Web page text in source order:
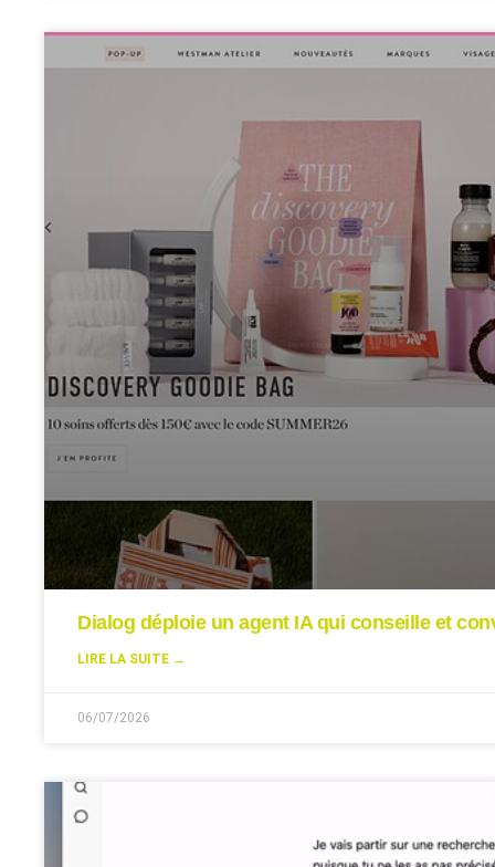
Dialog déploie un agent IA qui conseille et
LIRE LA SUITE →
06/07/2026